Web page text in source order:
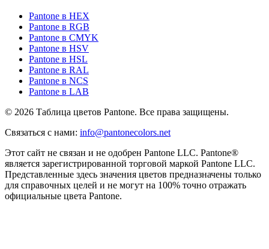
Pantone в HEX
Pantone в RGB
Pantone в CMYK
Pantone в HSV
Pantone в HSL
Pantone в RAL
Pantone в NCS
Pantone в LAB
© 2026 Таблица цветов Pantone. Все права защищены.
Связаться с нами: info@pantonecolors.net
Этот сайт не связан и не одобрен Pantone LLC. Pantone®
является зарегистрированной торговой маркой Pantone LLC.
Представленные здесь значения цветов предназначены только
для справочных целей и не могут на 100% точно отражать
официальные цвета Pantone.